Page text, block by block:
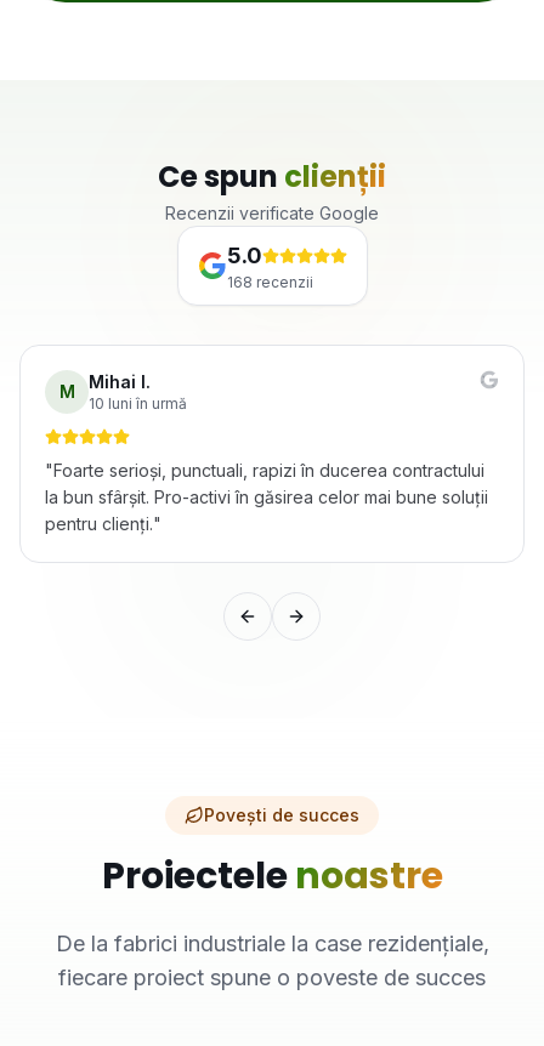
Ce spun clienții
Recenzii verificate Google
5.0
168 recenzii
M Mihai I.
10 luni în urmă
"Foarte serioși, punctuali, rapizi în ducerea contractului
la bun sfârșit. Pro-activi în găsirea celor mai bune soluții
pentru clienți."
Previous slide
Next slide
Povești de succes
Proiectele noastre
De la fabrici industriale la case rezidențiale,
fiecare proiect spune o poveste de succes